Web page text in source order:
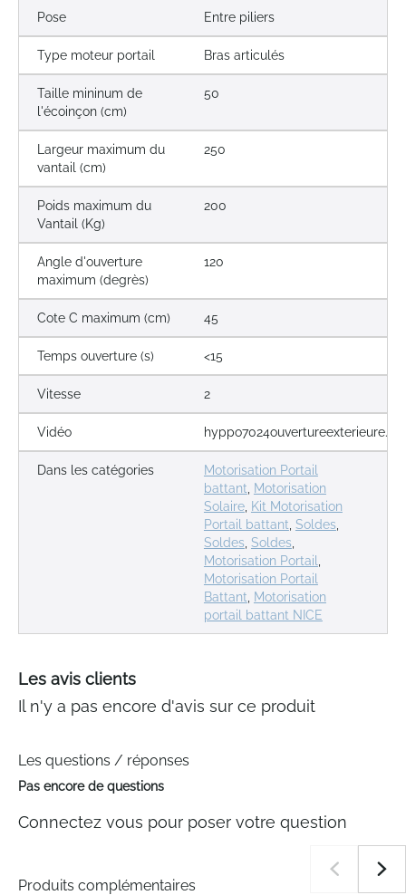
Pose Entre piliers
Type moteur portail Bras articulés
Taille mininum de
l'écoinçon (cm)
50
Largeur maximum du
vantail (cm)
250
Poids maximum du
Vantail (Kg)
200
Angle d'ouverture
maximum (degrès)
120
Cote C maximum (cm) 45
Temps ouverture (s) <15
Vitesse 2
Vidéo hyppo7024ouvertureexterieure.flv
Dans les catégories
Motorisation Portail
battant, Motorisation
Solaire, Kit Motorisation
Portail battant, Soldes,
Soldes, Soldes,
Motorisation Portail,
Motorisation Portail
Battant, Motorisation
portail battant NICE
Les avis clients
Il n'y a pas encore d'avis sur ce produit
Les questions / réponses
Pas encore de questions
Connectez vous pour poser votre question
Produits complémentaires